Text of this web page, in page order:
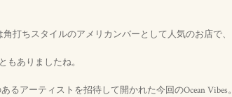
打ちスタイルのアメリカンバーとして人気のお店で、
もありましたね。
アーティストを招待して開かれた今回のOcean Vibes。